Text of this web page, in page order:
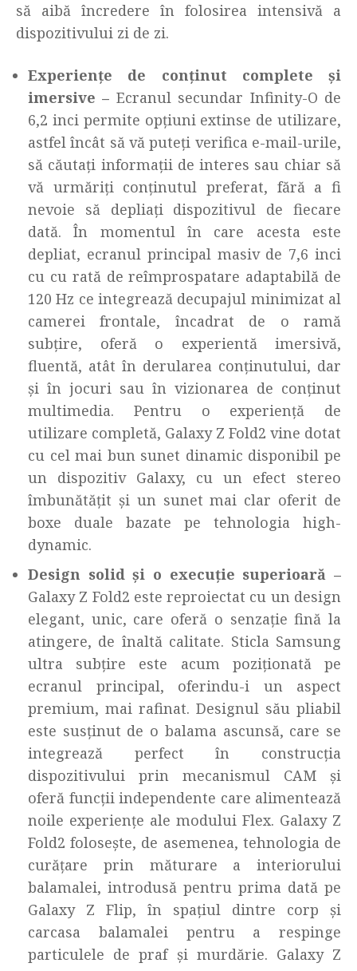
să aibă încredere în folosirea intensivă a
dispozitivului zi de zi.
Experiențe de conținut complete și
imersive – Ecranul secundar Infinity-O de
6,2 inci permite opțiuni extinse de utilizare,
astfel încât să vă puteți verifica e-mail-urile,
să căutați informații de interes sau chiar să
vă urmăriți conținutul preferat, fără a fi
nevoie să depliați dispozitivul de fiecare
dată. În momentul în care acesta este
depliat, ecranul principal masiv de 7,6 inci
cu cu rată de reîmprospatare adaptabilă de
120 Hz ce integrează decupajul minimizat al
camerei frontale, încadrat de o ramă
subțire, oferă o experientă imersivă,
fluentă, atât în derularea conținutului, dar
și în jocuri sau în vizionarea de conținut
multimedia. Pentru o experiență de
utilizare completă, Galaxy Z Fold2 vine dotat
cu cel mai bun sunet dinamic disponibil pe
un dispozitiv Galaxy, cu un efect stereo
îmbunătățit și un sunet mai clar oferit de
boxe duale bazate pe tehnologia high-
dynamic.
Design solid și o execuție superioară –
Galaxy Z Fold2 este reproiectat cu un design
elegant, unic, care oferă o senzație fină la
atingere, de înaltă calitate. Sticla Samsung
ultra subțire este acum poziționată pe
ecranul principal, oferindu-i un aspect
premium, mai rafinat. Designul său pliabil
este susținut de o balama ascunsă, care se
integrează perfect în construcția
dispozitivului prin mecanismul CAM și
oferă funcții independente care alimentează
noile experiențe ale modului Flex. Galaxy Z
Fold2 folosește, de asemenea, tehnologia de
curățare prin măturare a interiorului
balamalei, introdusă pentru prima dată pe
Galaxy Z Flip, în spațiul dintre corp și
carcasa balamalei pentru a respinge
particulele de praf și murdărie. Galaxy Z